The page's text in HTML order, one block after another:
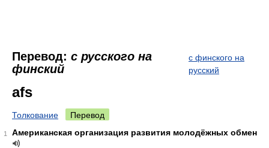
Перевод: с русского на
финский
с финского на
русский
afs
Толкование Перевод
1 Американская организация развития молодёжных обмен